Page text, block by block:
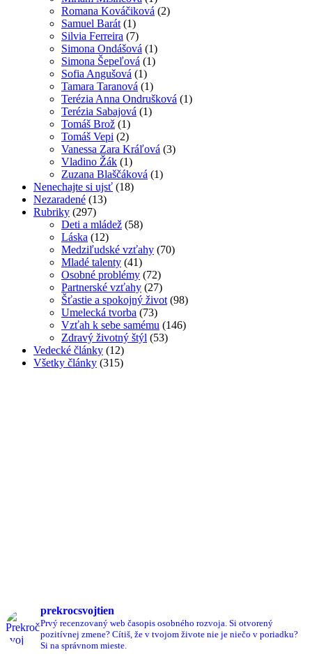
Romana Kováčiková (2)
Samuel Barát(1)
Silvia Ferreira (7)
Simona Ondášová (1)
Simona Šepeľová (1)
Sofia Angušová (1)
Tamara Taranová (1)
Terézia Anna Ondrušková (1)
Terézia Sabajová (1)
Tomáš Brož (1)
Tomáš Vepi (2)
Vanessa Zara Kráľová (3)
Vladino Žák (1)
Zuzana Blaščáková (1)
Nenechajte si ujsť (18)
Nezaradené (13)
Rubriky (297)
Deti a mládež (58)
Láska (12)
Medziľudské vzťahy (70)
Mladé talenty (41)
Osobné problémy (72)
Partnerské vzťahy (27)
Šťastie a spokojný život(98)
Umelecká tvorba (73)
Vzťah k sebe samému (146)
Zdravý životný štýl (53)
Vedecké články (12)
Všetky články (315)
prekrocsvojtien
Prvý recenzovaný web časopis osobného rozvoja. Si otvorený
pozitívnej zmene? Cítiš, že v tvojom živote nie je niečo v poriadku?
Si na správnom mieste.